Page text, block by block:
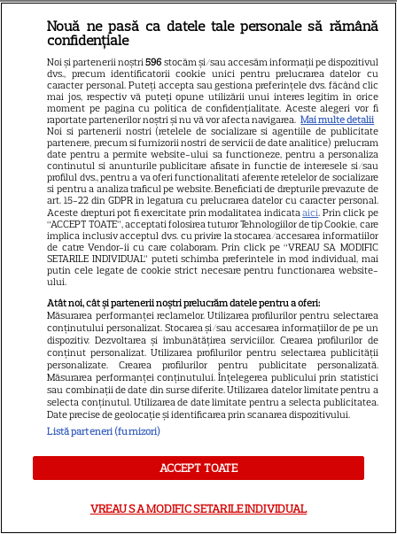
ALTE ARTICOLE
INTERESANTE
16
NETFLIX
Noutăți Netflix în august 2026:
Robert De Niro, „Nosferatu” și
noile sezoane din „Outer
Banks” și „Un veac de
singurătate”
14
Sean Astin din „Stăpânul
Inelelor” a fost nevoit să își
vândă casa din cauza
salariului mic: Câți bani a
primit de fapt
Elon Musk, atac la adresa
regizorului premiat cu Oscar
care a realizat documentarul
Nouă ne pasă ca datele tale personale să rămână
confidențiale
Noi și partenerii noștri596 stocăm și/sau accesăm informații pe dispozitivul
dvs., precum identificatorii cookie unici pentru prelucrarea datelor cu
caracter personal. Puteți accepta sau gestiona preferințele dvs. făcând clic
mai jos, respectiv vă puteți opune utilizării unui interes legitim în orice
moment pe pagina cu politica de confidențialitate. Aceste alegeri vor fi
raportate partenerilor noștri și nu vă vor afecta navigarea. Mai multe detalii
Noi si partenerii nostri (retelele de socializare si agentiile de publicitate
partenere, precum si furnizorii nostri de servicii de date analitice) prelucram
date pentru a permite website-ului sa functioneze, pentru a personaliza
continutul si anunturile publicitare afisate in functie de interesele si/sau
profilul dvs., pentru a va oferi functionalitati aferente retelelor de socializare
si pentru a analiza traficul pe website. Beneficiati de drepturile prevazute de
art. 15-22 din GDPR in legatura cu prelucrarea datelor cu caracter personal.
Aceste drepturi pot fi exercitate prin modalitatea indicataaici. Prin click pe
“ACCEPT TOATE”, acceptati folosirea tuturor Tehnologiilor de tip Cookie, care
implica inclusiv acceptul dvs. cu privire la stocarea/accesarea informatiilor
de catre Vendor-ii cu care colaboram. Prin click pe “VREAU SA MODIFIC
SETARILE INDIVIDUAL” puteti schimba preferintele in mod individual, mai
putin cele legate de cookie strict necesare pentru functionarea website-
ului.
Atât noi, cât și partenerii noștri prelucrăm datele pentru a oferi:
Măsurarea performanței reclamelor. Utilizarea profilurilor pentru selectarea
conținutului personalizat. Stocarea și/sau accesarea informațiilor de pe un
dispozitiv. Dezvoltarea și îmbunătățirea serviciilor. Crearea profilurilor de
conținut personalizat. Utilizarea profilurilor pentru selectarea publicității
personalizate. Crearea profilurilor pentru publicitate personalizată.
Măsurarea performanței conținutului. Înțelegerea publicului prin statistici
sau combinații de date din surse diferite. Utilizarea datelor limitate pentru a
selecta conținutul. Utilizarea de date limitate pentru a selecta publicitatea.
Date precise de geolocație și identificarea prin scanarea dispozitivului.
Listă parteneri (furnizori)
ACCEPT TOATE
VREAU SA MODIFIC SETARILE INDIVIDUAL